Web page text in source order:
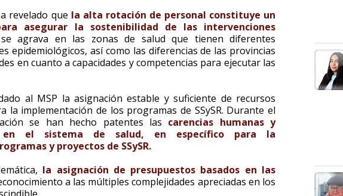
revelado que la alta rotación de personal constituye un
asegurar la sostenibilidad de las intervenciones
agrava en las zonas de salud que tienen diferentes
epidemiológicos, así como las diferencias de las provincias
en cuanto a capacidades y competencias para ejecutar las
al MSP la asignación estable y suficiente de recursos
la implementación de los programas de SSySR. Durante el
se han hecho patentes las carencias humanas y
en el sistema de salud, en específico para la
y proyectos de SSySR.
la asignación de presupuestos basados en las
a las múltiples complejidades apreciadas en los